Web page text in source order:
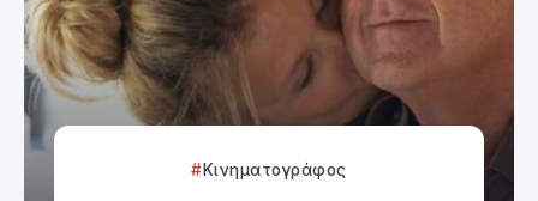
Κινηματογράφος